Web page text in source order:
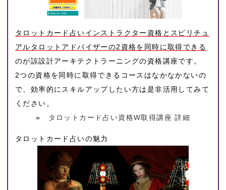
タロットカード占いインストラクター資格とスピリチュ
アルタロットアドバイザーの2資格を同時に取得できる
のが諒設計アーキテクトラーニングの資格講座です。
2つの資格を同時に取得できるコースはなかなかないの
で、効率的にスキルアップしたい方は是非活用してみて
ください。
»
タロットカード占い資格W取得講座 詳細
タロットカード占いの魅力